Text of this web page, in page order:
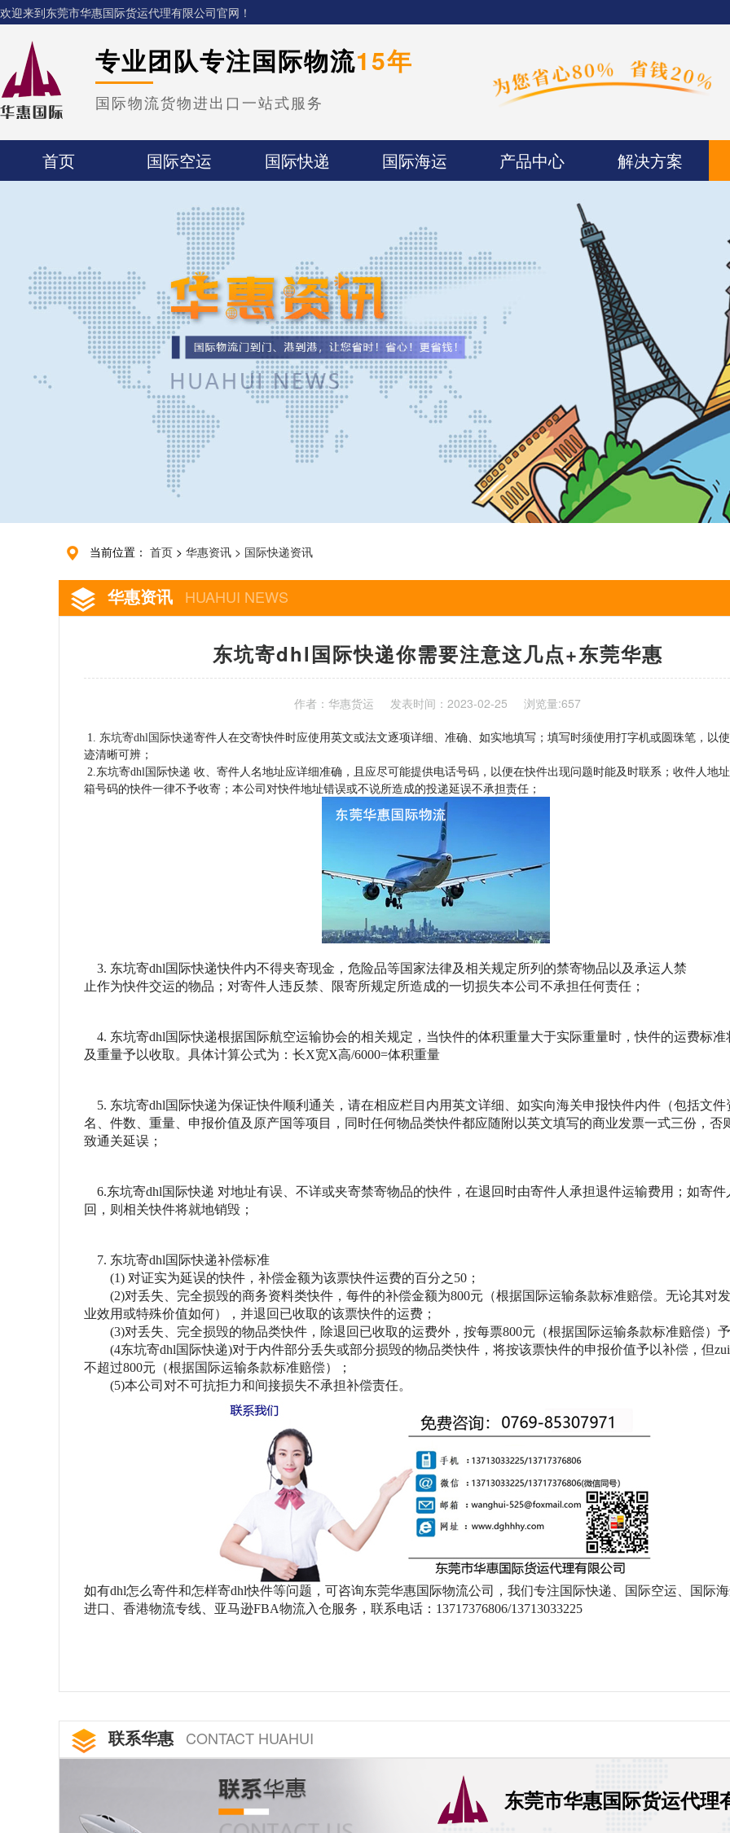
欢迎来到东莞市华惠国际货运代理有限公司官网！
专业团队专注国际物流15年
国际物流货物进出口一站式服务
首页 国际空运 国际快递 国际海运 产品中心 解决方案
当前位置： 首页 > 华惠资讯 > 国际快递资讯
华惠资讯 HUAHUI NEWS
东坑寄dhl国际快递你需要注意这几点+东莞华惠
作者：华惠货运 发表时间：2023-02-25 浏览量:657
1. 东坑寄dhl国际快递寄件人在交寄快件时应使用英文或法文逐项详细、准确、如实地填写；填写时须使用打字机或圆珠笔，以
迹清晰可辨；
2.东坑寄dhl国际快递 收、寄件人名地址应详细准确，且应尽可能提供电话号码，以便在快件出现问题时能及时联系；收件人地
箱号码的快件一律不予收寄；本公司对快件地址错误或不说所造成的投递延误不承担责任；
3. 东坑寄dhl国际快递快件内不得夹寄现金，危险品等国家法律及相关规定所列的禁寄物品以及承运人禁
止作为快件交运的物品；对寄件人违反禁、限寄所规定所造成的一切损失本公司不承担任何责任；
4. 东坑寄dhl国际快递根据国际航空运输协会的相关规定，当快件的体积重量大于实际重量时，快件的运费标准
及重量予以收取。具体计算公式为：长X宽X高/6000=体积重量
5. 东坑寄dhl国际快递为保证快件顺利通关，请在相应栏目内用英文详细、如实向海关申报快件内件（包括文件
名、件数、重量、申报价值及原产国等项目，同时任何物品类快件都应随附以英文填写的商业发票一式三份，否
致通关延误；
6.东坑寄dhl国际快递 对地址有误、不详或夹寄禁寄物品的快件，在退回时由寄件人承担退件运输费用；如寄件
回，则相关快件将就地销毁；
7. 东坑寄dhl国际快递补偿标准
(1) 对证实为延误的快件，补偿金额为该票快件运费的百分之50；
(2)对丢失、完全损毁的商务资料类快件，每件的补偿金额为800元（根据国际运输条款标准赔偿。无论其对
业效用或特殊价值如何），并退回已收取的该票快件的运费；
(3)对丢失、完全损毁的物品类快件，除退回已收取的运费外，按每票800元（根据国际运输条款标准赔偿）
(4东坑寄dhl国际快递)对于内件部分丢失或部分损毁的物品类快件，将按该票快件的申报价值予以补偿，但
不超过800元（根据国际运输条款标准赔偿）；
(5)本公司对不可抗拒力和间接损失不承担补偿责任。
如有dhl怎么寄件和怎样寄dhl快件等问题，可咨询东莞华惠国际物流公司，我们专注国际快递、国际空运、国际
进口、香港物流专线、亚马逊FBA物流入仓服务，联系电话：13717376806/13713033225
联系华惠 CONTACT HUAHUI
东莞市华惠国际货运代理